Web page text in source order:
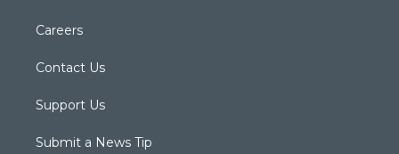
Careers
Contact Us
Support Us
Submit a News Tip